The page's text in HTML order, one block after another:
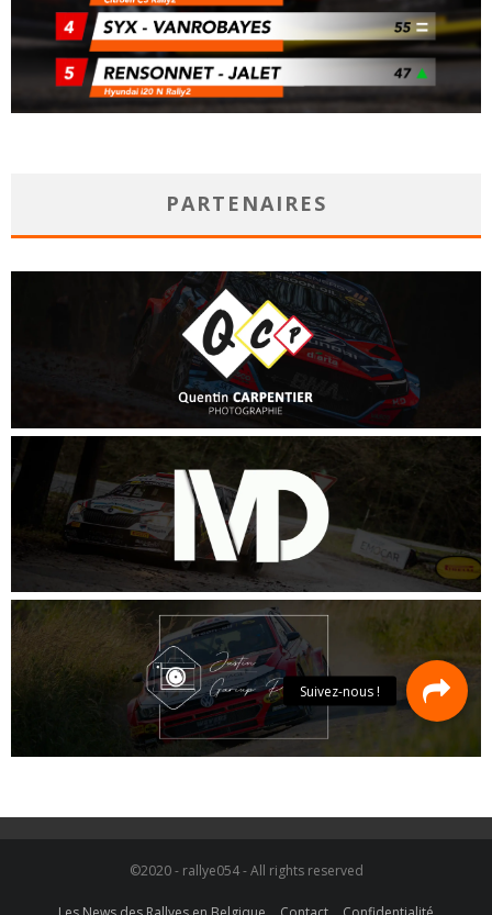
PARTENAIRES
©2020 - rallye054 - All rights reserved